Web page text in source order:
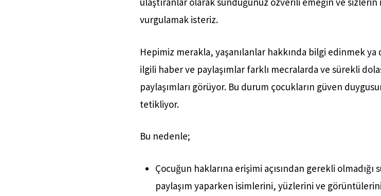
vurgulamak isteriz.
Hepimiz merakla, yaşanılanlar hakkında bilgi edinmek
ilgili haber ve paylaşımlar farklı mecralarda ve sürekli
paylaşımları görüyor. Bu durum çocukların güven
tetikliyor.
Bu nedenle;
Çocuğun haklarına erişimi açısından gerekli
paylaşım yaparken isimlerini, yüzlerini ve